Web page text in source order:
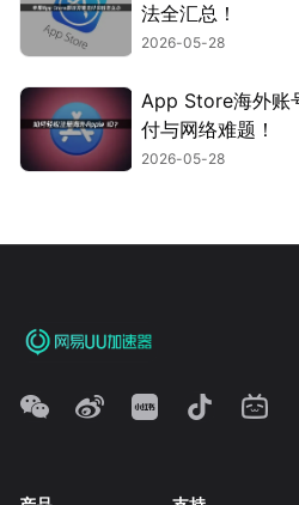
法全汇总！
2026-05-28
App Store海外账
付与网络难题！
2026-05-28